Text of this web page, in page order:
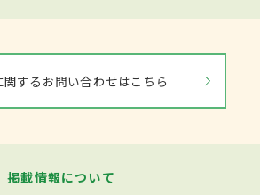
関するお問い合わせはこちら
掲載情報について